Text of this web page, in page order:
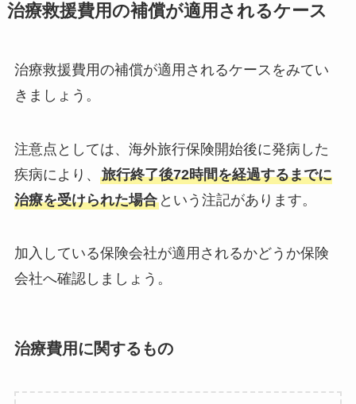
治療救援費用の補償が適用されるケース
治療救援費用の補償が適用されるケースをみてい
きましょう。
注意点としては、海外旅行保険開始後に発病した
疾病により、 旅行終了後72時間を経過するまでに
治療を受けられた場合という注記があります。
加入している保険会社が適用されるかどうか保険
会社へ確認しましょう。
治療費用に関するもの